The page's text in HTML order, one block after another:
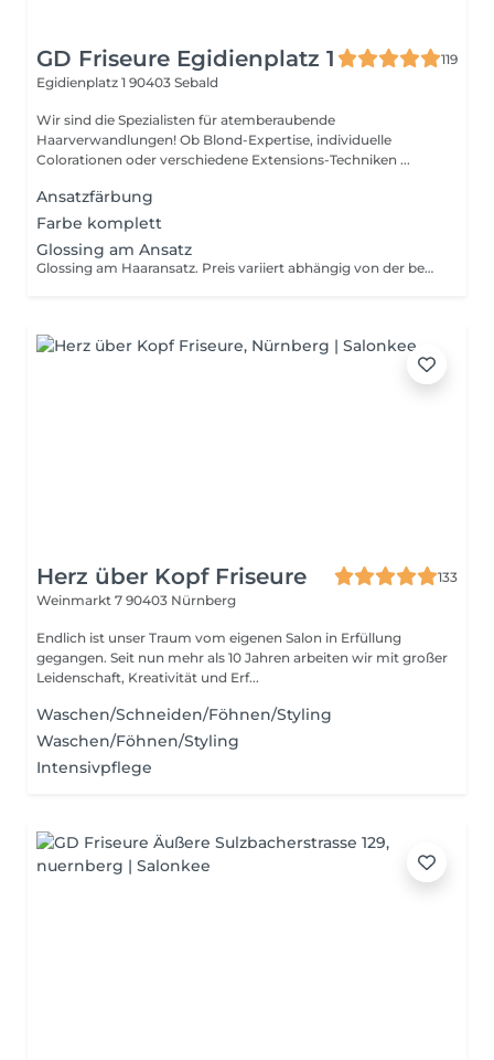
GD Friseure Egidienplatz 1
119
Egidienplatz 1 90403 Sebald
Wir sind die Spezialisten für atemberaubende
Haarverwandlungen! Ob Blond-Expertise, individuelle
Colorationen oder verschiedene Extensions-Techniken ...
Ansatzfärbung
Farbe komplett
Glossing am Ansatz
Glossing am Haaransatz. Preis variiert abhängig von der benutzen Farbmasse
Herz über Kopf Friseure
133
Weinmarkt 7 90403 Nürnberg
Endlich ist unser Traum vom eigenen Salon in Erfüllung
gegangen. Seit nun mehr als 10 Jahren arbeiten wir mit großer
Leidenschaft, Kreativität und Erf...
Waschen/Schneiden/Föhnen/Styling
Waschen/Föhnen/Styling
Intensivpflege